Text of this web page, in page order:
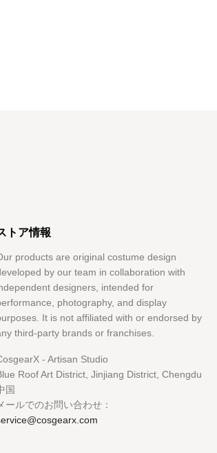
トア情報
products are original costume design
by our team in collaboration with
designers, intended for
photography, and display
It is not affiliated with or endorsed by
third-party brands or franchises.
- Artisan Studio
Roof Art District, Jinjiang District, Chengdu
国
ールでのお問い合わせ：